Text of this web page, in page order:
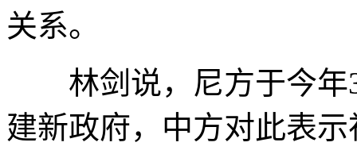
关系。
林剑说，尼方于今年3
建新政府，中方对此表